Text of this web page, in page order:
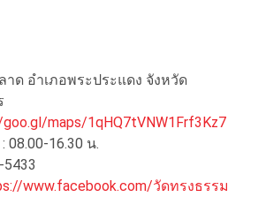
าด อำเภอพระประแดง จังหวัด
maps/1qHQ7tVNW1Frf3Kz7
08.00-16.30 น.
www.facebook.com/วัดทรงธรรม